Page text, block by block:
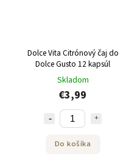
Dolce Vita Citrónový čaj do
Dolce Gusto 12 kapsúl
Skladom
€3,99
Do košíka